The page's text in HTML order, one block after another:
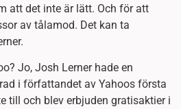
att det inte är lätt. Och för att
av tålamod. Det kan ta
Jo, Josh Lerner hade en
i författandet av Yahoos första
till och blev erbjuden gratisaktier i